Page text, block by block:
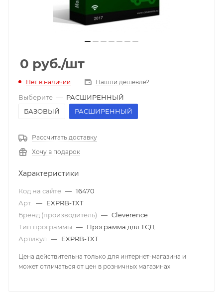
0 руб./шт
Нет в наличии Нашли дешевле?
Выберите — РАСШИРЕННЫЙ
БАЗОВЫЙ
РАСШИРЕННЫЙ
Рассчитать доставку
Хочу в подарок
Характеристики
Код на сайте — 16470
Арт. — EXPRB-TXT
Бренд (производитель) — Cleverence
Тип программы — Программа для ТСД
Артикул — EXPRB-TXT
Цена действительна только для интернет-магазина и
может отличаться от цен в розничных магазинах